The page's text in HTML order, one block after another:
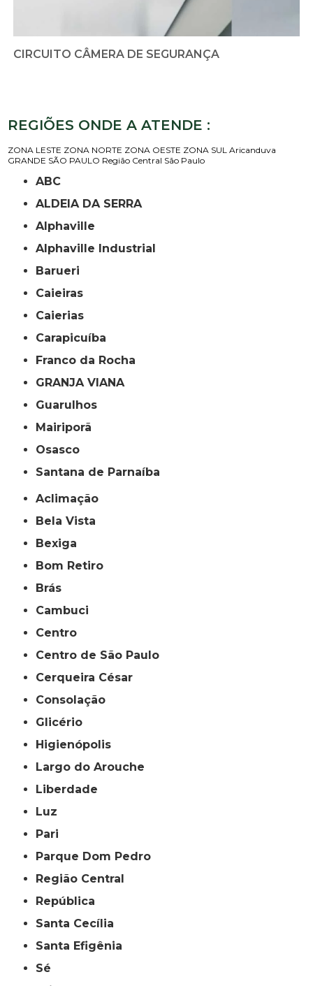
CIRCUITO CÂMERA DE SEGURANÇA
REGIÕES ONDE A ATENDE :
ZONA LESTE ZONA NORTE ZONA OESTE ZONA SUL Aricanduva
GRANDE SÃO PAULO Região Central São Paulo
ABC
ALDEIA DA SERRA
Alphaville
Alphaville Industrial
Barueri
Caieiras
Caierias
Carapicuíba
Franco da Rocha
GRANJA VIANA
Guarulhos
Mairiporã
Osasco
Santana de Parnaíba
Aclimação
Bela Vista
Bexiga
Bom Retiro
Brás
Cambuci
Centro
Centro de São Paulo
Cerqueira César
Consolação
Glicério
Higienópolis
Largo do Arouche
Liberdade
Luz
Pari
Parque Dom Pedro
Região Central
República
Santa Cecília
Santa Efigênia
Sé